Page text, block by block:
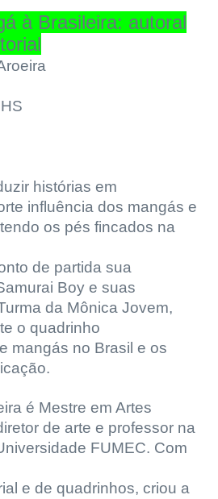
à Brasileira: autoral
histórias em
influência dos mangás e
os pés fincados na
de partida sua
Boy e suas
da Mônica Jovem,
o quadrinho
mangás no Brasil e os
é Mestre em Artes
de arte e professor na
FUMEC. Com
e de quadrinhos, criou a